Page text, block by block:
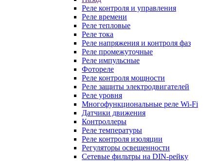
Реле контроля и управления
Реле времени
Реле тепловые
Реле тока
Реле напряжения и контроля фаз
Реле промежуточные
Реле импульсные
Фотореле
Реле контроля мощности
Реле защиты электродвигателей
Реле уровня
Многофункциональные реле Wi-Fi
Датчики движения
Контроллеры
Реле температуры
Реле контроля изоляции
Регуляторы освещенности
Сетевые фильтры на DIN-рейку